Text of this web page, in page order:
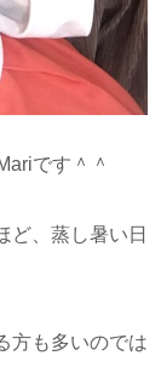
です＾＾
ど、蒸し暑い日
方も多いのでは